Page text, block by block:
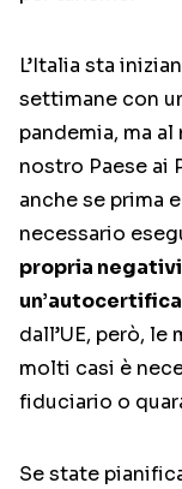
L’Italia sta
settimane con
pandemia, ma
nostro Paese ai
anche se prima
necessario
propria
dall’UE, però,
molti casi è
fiduciario o
Se state